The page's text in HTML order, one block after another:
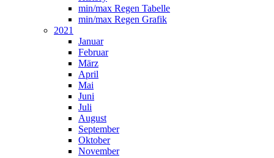
min/max Regen Tabelle
min/max Regen Grafik
2021
Januar
Februar
März
April
Mai
Juni
Juli
August
September
Oktober
November